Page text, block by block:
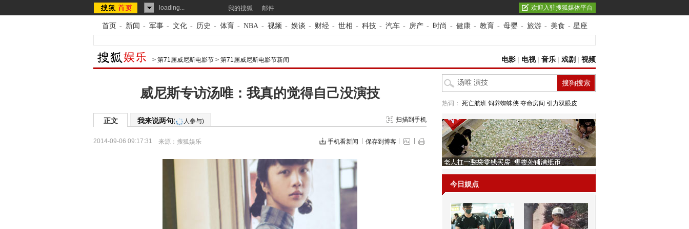
loading... 我的搜狐 邮件 欢迎入驻搜狐媒体平台
首页 - 新闻 - 军事 - 文化 - 历史 - 体育 - NBA - 视频 - 娱谈 - 财经 - 世相 - 科技 - 汽车 - 房产 - 时尚 - 健康 - 教育 - 母婴 - 旅游 - 美食 - 星座
> 第71届威尼斯电影节 > 第71届威尼斯电影节新闻 电影 电视| 音乐 戏剧 视频
威尼斯专访汤唯：我真的觉得自己没演技
正文 我来说两句( 人参与) 扫描到手机
2014-09-06 09:17:31 来源： 搜狐娱乐 手机看新闻 保存到博客
热词： 死亡航班 饲养蜘蛛侠 夺命房间 引力双眼皮
今日娱点